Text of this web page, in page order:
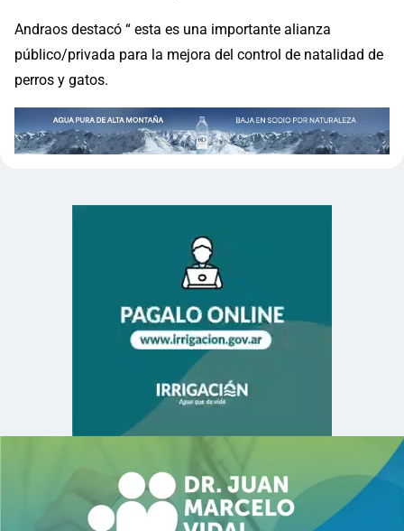
Andraos destacó “ esta es una importante alianza
público/privada para la mejora del control de natalidad de
perros y gatos.